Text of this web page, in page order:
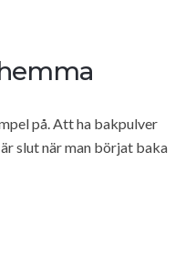
på. Att ha bakpulver
slut när man börjat baka